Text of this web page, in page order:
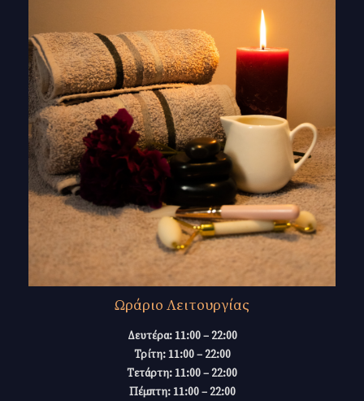
Ωράριο Λειτουργίας
Δευτέρα: 11:00 – 22:00
Τρίτη: 11:00 – 22:00
Τετάρτη: 11:00 – 22:00
Πέμπτη: 11:00 – 22:00